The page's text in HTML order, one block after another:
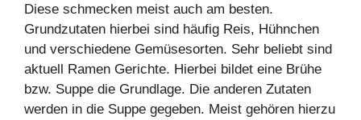
Diese schmecken meist auch am besten.
Grundzutaten hierbei sind häufig Reis, Hühnchen
und verschiedene Gemüsesorten. Sehr beliebt sind
aktuell Ramen Gerichte. Hierbei bildet eine Brühe
bzw. Suppe die Grundlage. Die anderen Zutaten
werden in die Suppe gegeben. Meist gehören hierzu